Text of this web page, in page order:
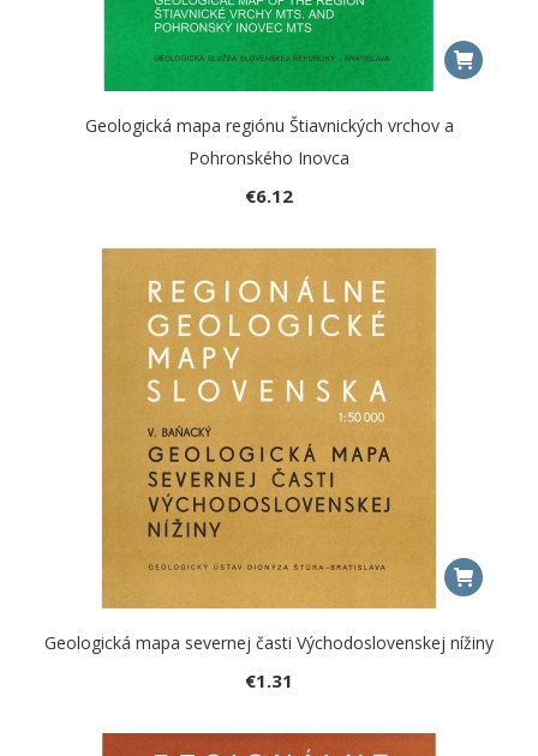
Geologická mapa regiónu Štiavnických vrchov a
Pohronského Inovca
€6.12
Geologická mapa severnej časti Východoslovenskej nížiny
€1.31